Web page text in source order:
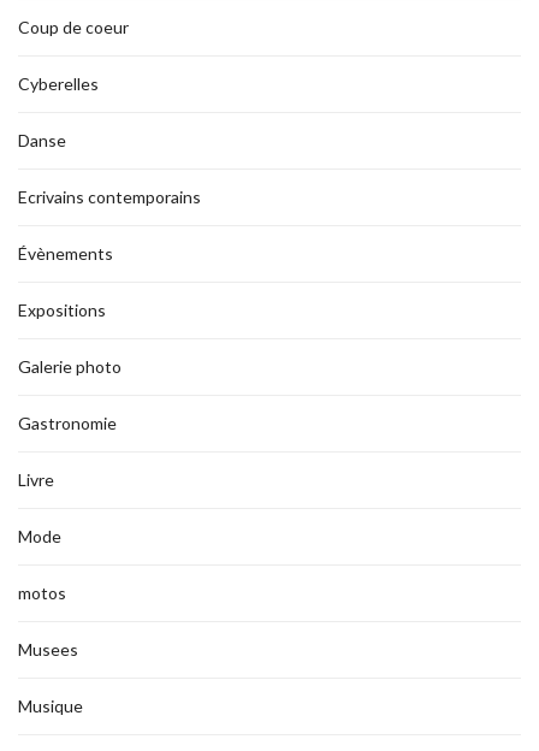
Coup de coeur
Cyberelles
Danse
Ecrivains contemporains
Évènements
Expositions
Galerie photo
Gastronomie
Livre
Mode
motos
Musees
Musique